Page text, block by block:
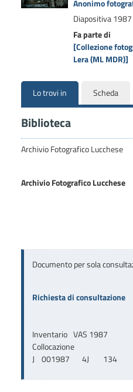
Anonimo
Diapositiva1987
Fa parte di
[Collezione
Lera (ML MDR)]
Lo trovi in Scheda
Biblioteca
Archivio Fotografico Lucchese
Archivio Fotografico Lucchese
Documento per sola
Richiesta di consultazione
Inventario VAS 1987
Collocazione
J    001987       4J        134